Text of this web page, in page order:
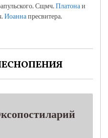
Сщмч.Платонаи
Иоаннапресвитера.